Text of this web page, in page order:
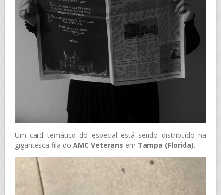
Um card temático do especial está sendo distribuído na
gigantesca fila do AMC Veterans em Tampa (Florida).